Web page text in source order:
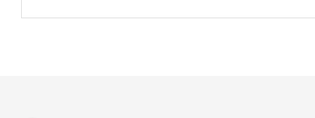
救
辆和司机数量有限，大多数医院无法满足患